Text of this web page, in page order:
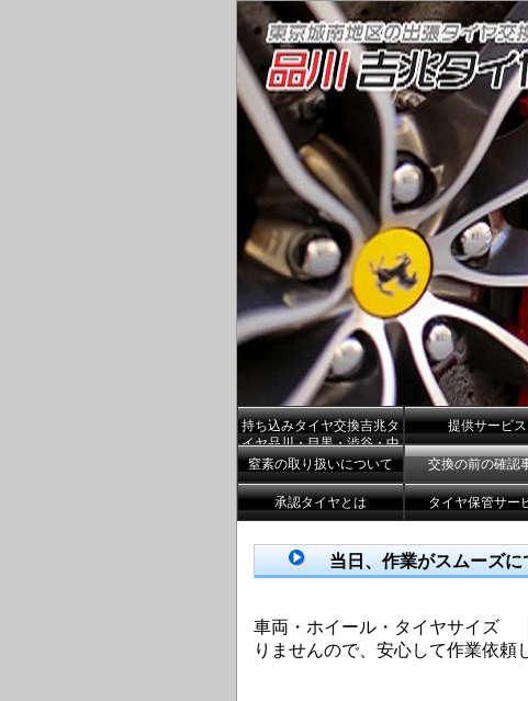
持ち込みタイヤ交換吉兆タ
イヤ品川・目黒・渋谷・中
央区港区
提供サービス
窒素の取り扱いについて 交換の前の確認
承認タイヤとは タイヤ保管サー
当日、作業がスムーズに
車両・ホイール・タイヤサイズ
りませんので、安心して作業依頼